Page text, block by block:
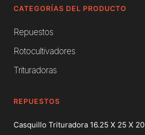
CATEGORÍAS DEL PRODUCTO
Repuestos
Rotocultivadores
Trituradoras
REPUESTOS
Casquillo Trituradora 16.25 X 25 X 20